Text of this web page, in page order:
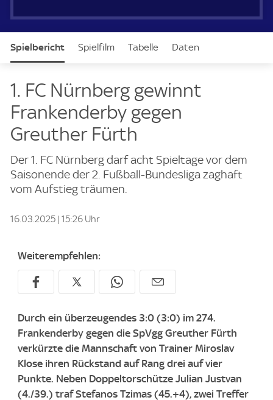
e
Spielbericht Spielfilm Tabelle Daten
1. FC Nürnberg gewinnt
Frankenderby gegen
Greuther Fürth
Der 1. FC Nürnberg darf acht Spieltage vor dem
Saisonende der 2. Fußball-Bundesliga zaghaft
vom Aufstieg träumen.
16.03.2025 | 15:26 Uhr
Weiterempfehlen:
Durch ein überzeugendes 3:0 (3:0) im 274.
Frankenderby gegen die SpVgg Greuther Fürth
verkürzte die Mannschaft von Trainer Miroslav
Klose ihren Rückstand auf Rang drei auf vier
Punkte. Neben Doppeltorschütze Julian Justvan
(4./39.) traf Stefanos Tzimas (45.+4), zwei Treffer